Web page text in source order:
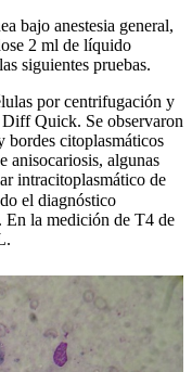
bajo anestesia general,
2 ml de líquido
siguientes pruebas.
por centrifugación y
Quick. Se observaron
bordes citoplasmáticos
anisocariosis, algunas
intracitoplasmático de
el diagnóstico
En la medición de T4 de